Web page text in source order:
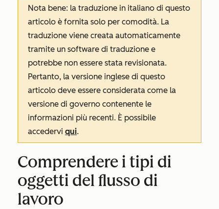
Nota bene: la traduzione in italiano di questo
articolo è fornita solo per comodità. La
traduzione viene creata automaticamente
tramite un software di traduzione e
potrebbe non essere stata revisionata.
Pertanto, la versione inglese di questo
articolo deve essere considerata come la
versione di governo contenente le
informazioni più recenti. È possibile
accedervi qui.
Comprendere i tipi di
oggetti del flusso di
lavoro